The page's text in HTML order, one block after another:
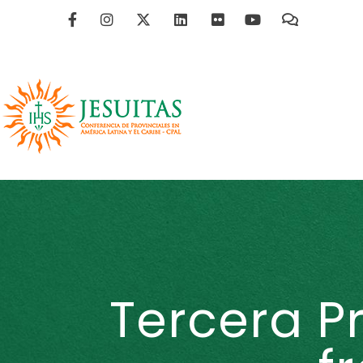
Tercera